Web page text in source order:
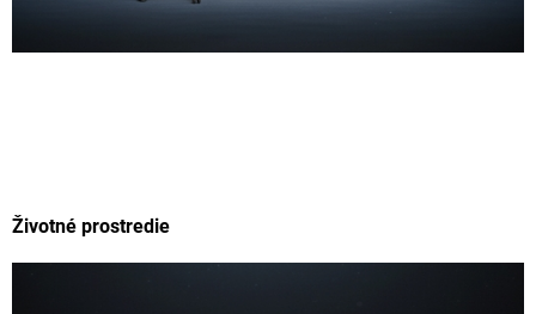
Životné prostredie